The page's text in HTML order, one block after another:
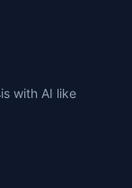
with AI like